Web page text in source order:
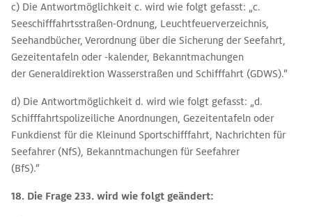
c) Die Antwortmöglichkeit c. wird wie folgt gefasst: „c.
Seeschifffahrtsstraßen-Ordnung, Leuchtfeuerverzeichnis,
Seehandbücher, Verordnung über die Sicherung der Seefahrt,
Gezeitentafeln oder -kalender, Bekanntmachungen
der Generaldirektion Wasserstraßen und Schifffahrt (GDWS).“
d) Die Antwortmöglichkeit d. wird wie folgt gefasst: „d.
Schifffahrtspolizeiliche Anordnungen, Gezeitentafeln oder
Funkdienst für die Kleinund Sportschifffahrt, Nachrichten für
Seefahrer (NfS), Bekanntmachungen für Seefahrer
(BfS).“
18. Die Frage 233. wird wie folgt geändert: